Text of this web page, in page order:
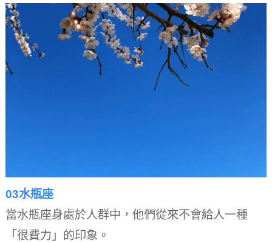
03水瓶座
當水瓶座身處於人群中，他們從來不會給人一種
「很費力」的印象。